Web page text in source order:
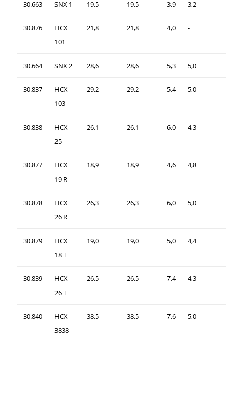
30.663 SNX 1 19,5 19,5 3,9 3,2
30.876
HCX
101
21,8 21,8 4,0 -
30.664 SNX 2 28,6 28,6 5,3 5,0
30.837
HCX
103
29,2 29,2 5,4 5,0
30.838
HCX
25
26,1 26,1 6,0 4,3
30.877
HCX
19 R
18,9 18,9 4,6 4,8
30.878
HCX
26 R
26,3 26,3 6,0 5,0
30.879
HCX
18 T
19,0 19,0 5,0 4,4
30.839
HCX
26 T
26,5 26,5 7,4 4,3
30.840
HCX
3838
38,5 38,5 7,6 5,0